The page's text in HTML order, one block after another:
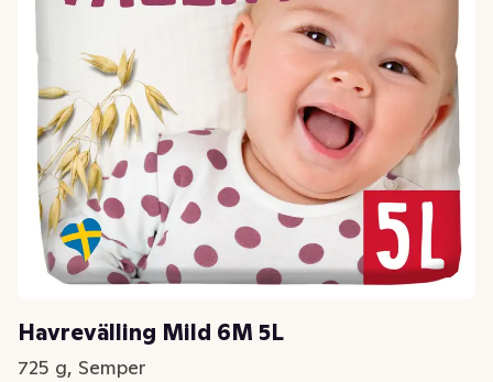
Havrevälling Mild 6M 5L
725 g, Semper